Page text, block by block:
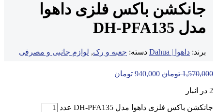
جانکشن باکس فلزی داهوا
مدل DH-PFA135
برند: داهوا | Dahua دسته: جعبه و رک, لوازم جانبی و مصرفی
1,570,000 تومان 940,000 تومان
2 در انبار
جانکشن باکس فلزی داهوا مدل DH-PFA135 عدد